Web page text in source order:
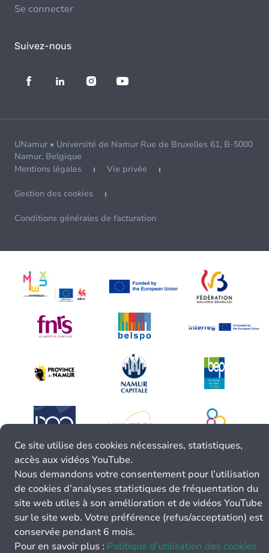
Se connecter
Suivez-nous
UNamur • Université de Namur Rue de Bruxelles 61, B-5000
Namur, Belgique
Mentions légales
Vie privée
Gestion des cookies
Conditions générales de facturation
Ce site utilise des cookies nécessaires, statistiques,
accès aux vidéos YouTube.
Nous demandons votre consentement pour l’utilisation
de cookies d’analyses statistiques de fréquentation du
site web utiles à son amélioration et de vidéos YouTube
sur le site web. Votre préférence (refus/acceptation) est
conservée pendant 6 mois.
Pour en savoir plus : Politique d’utilisation des cookies.